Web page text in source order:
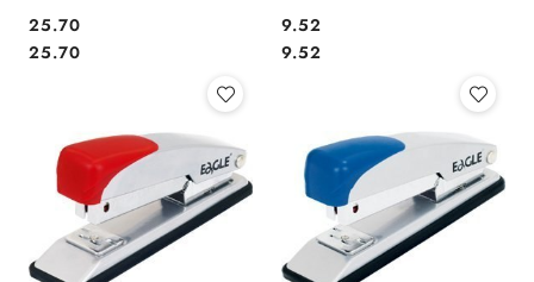
Cena:
25.70
Cena:
25.70
Cena:
9.52
Cena:
9.52